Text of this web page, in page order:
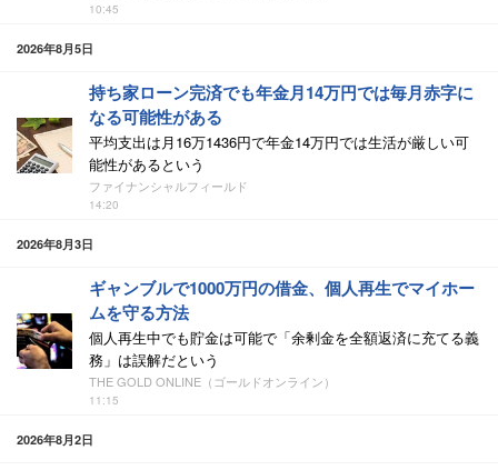
10:45
2026年8月5日
持ち家ローン完済でも年金月14万円では毎月赤字に
なる可能性がある
平均支出は月16万1436円で年金14万円では生活が厳しい可
能性があるという
ファイナンシャルフィールド
14:20
2026年8月3日
ギャンブルで1000万円の借金、個人再生でマイホー
ムを守る方法
個人再生中でも貯金は可能で「余剰金を全額返済に充てる義
務」は誤解だという
THE GOLD ONLINE（ゴールドオンライン）
11:15
2026年8月2日